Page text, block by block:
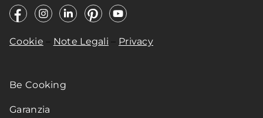
Cookie – Note Legali – Privacy
Be Cooking
Garanzia